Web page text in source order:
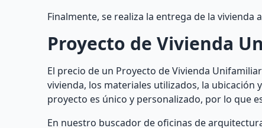
Finalmente, se realiza la entrega de la
Proyecto de Vivienda
El precio de un Proyecto de Vivienda
vivienda, los materiales utilizados, la
proyecto es único y personalizado, por lo que
En nuestro buscador de oficinas de